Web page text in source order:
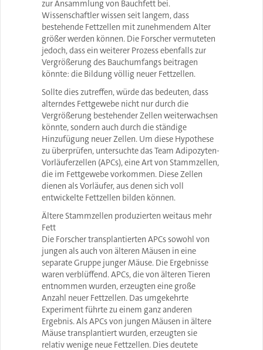
zur Ansammlung von Bauchfett bei.
Wissenschaftler wissen seit langem, dass
bestehende Fettzellen mit zunehmendem Alter
größer werden können. Die Forscher vermuteten
jedoch, dass ein weiterer Prozess ebenfalls zur
Vergrößerung des Bauchumfangs beitragen
könnte: die Bildung völlig neuer Fettzellen.
Sollte dies zutreffen, würde das bedeuten, dass
alterndes Fettgewebe nicht nur durch die
Vergrößerung bestehender Zellen weiterwachsen
könnte, sondern auch durch die ständige
Hinzufügung neuer Zellen. Um diese Hypothese
zu überprüfen, untersuchte das Team Adipozyten-
Vorläuferzellen (APCs), eine Art von Stammzellen,
die im Fettgewebe vorkommen. Diese Zellen
dienen als Vorläufer, aus denen sich voll
entwickelte Fettzellen bilden können.
Ältere Stammzellen produzierten weitaus mehr
Fett
Die Forscher transplantierten APCs sowohl von
jungen als auch von älteren Mäusen in eine
separate Gruppe junger Mäuse. Die Ergebnisse
waren verblüffend. APCs, die von älteren Tieren
entnommen wurden, erzeugten eine große
Anzahl neuer Fettzellen. Das umgekehrte
Experiment führte zu einem ganz anderen
Ergebnis. Als APCs von jungen Mäusen in ältere
Mäuse transplantiert wurden, erzeugten sie
relativ wenige neue Fettzellen. Dies deutete